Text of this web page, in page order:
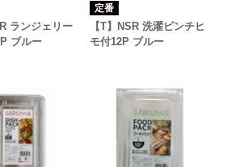
ランジェリー
ブルー
定番
【T】NSR 洗濯ピンチヒ
モ付12P ブルー